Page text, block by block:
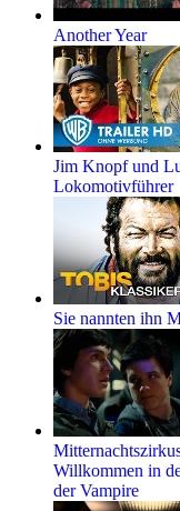
Another Year
Jim Knopf und
Lokomotivführer
Sie nannten ihn
Willkommen in
der Vampire